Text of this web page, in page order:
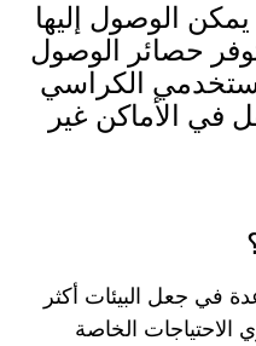
الوصول إليها
حصائر الوصول
الكراسي
في الأماكن غير
في جعل البيئات أكثر
الاحتياجات الخاصة